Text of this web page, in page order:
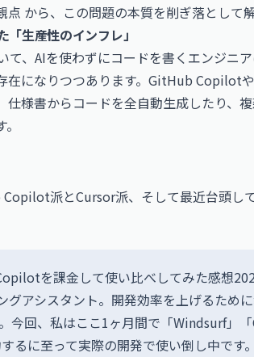
から、この問題の本質を削ぎ落として解
生産性のインフレ」
て、AIを使わずにコードを書くエンジニ
在になりつつあります。GitHub Copilot
様書からコードを全自動生成したり、
派とCursor派、そして最近台頭し
を課金して使い比べしてみた感想
グアシスタント。開発効率を上げるため
今回、私はここ1ヶ月間で「Windsurf」「
るに至って実際の開発で使い倒し中です